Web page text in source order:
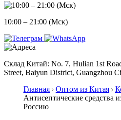
10:00 – 21:00 (Мск)
Склад Китай: No. 7, Hulian 1st
Street, Baiyun District, Guangzhou
Главная
Оптом из Китая
Антисептические средства
Россию